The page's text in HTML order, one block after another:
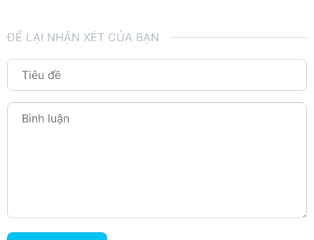
ĐỂ LẠI NHẬN XÉT CỦA BẠN